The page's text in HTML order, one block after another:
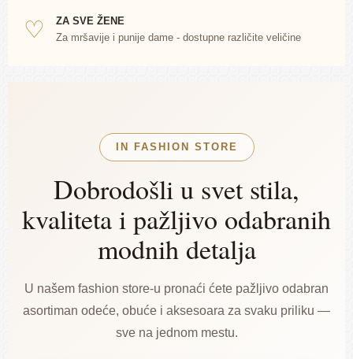
♡
ZA SVE ŽENE
Za mršavije i punije dame - dostupne različite veličine
IN FASHION STORE
Dobrodošli u svet stila,
kvaliteta i pažljivo odabranih
modnih detalja
U našem fashion store-u pronaći ćete pažljivo odabran
asortiman odeće, obuće i aksesoara za svaku priliku —
sve na jednom mestu.